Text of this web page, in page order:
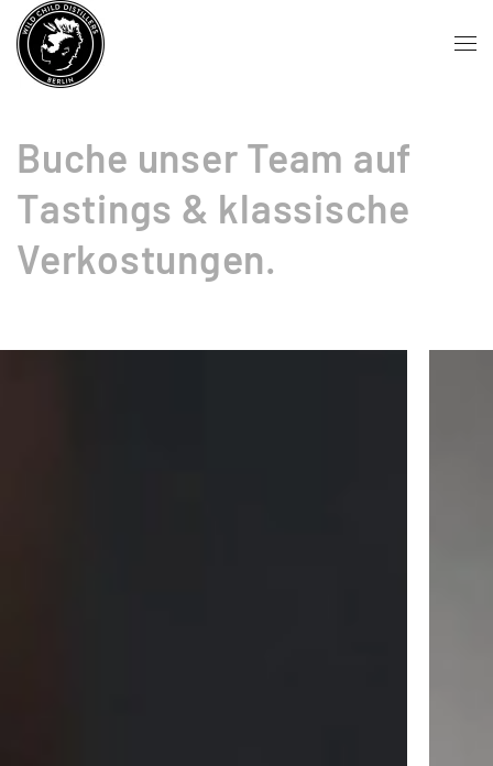
Zum Hauptinhalt springen
Buche unser Team auf
Tastings & klassische
Verkostungen.